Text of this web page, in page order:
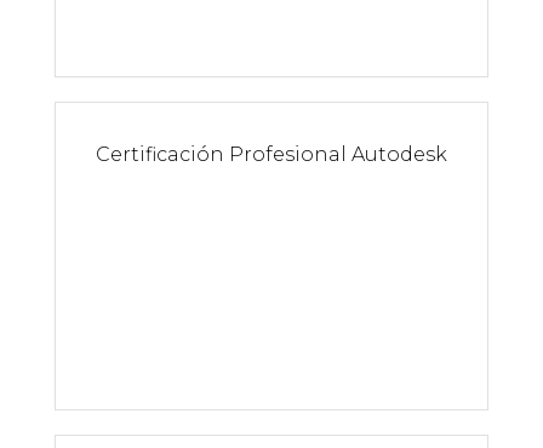
Certificación Profesional Autodesk